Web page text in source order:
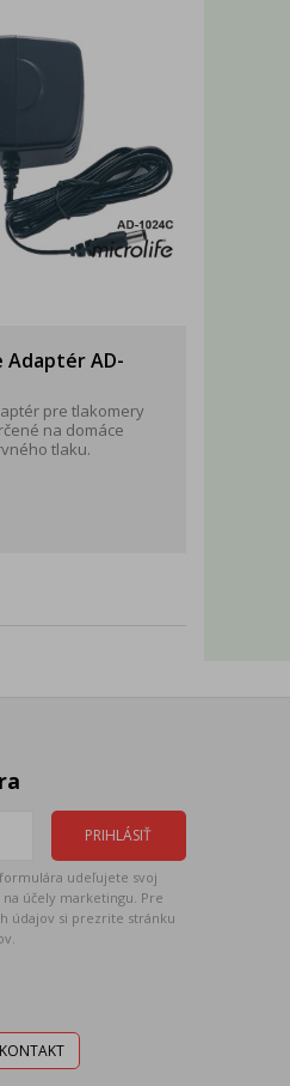
Adaptér AD-
pre tlakomery
na domáce
tlaku.
udeľujete svoj
účely marketingu. Pre
údajov si prezrite stránku
KONTAKT